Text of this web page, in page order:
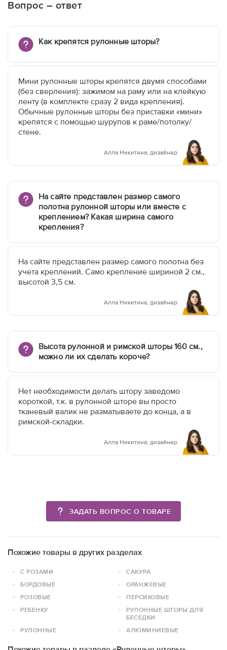
Вопрос – ответ
Как крепятся рулонные шторы?
Мини рулонные шторы крепятся двумя способами
(без сверления): зажимом на раму или на клейкую
ленту (в комплекте сразу 2 вида крепления).
Обычные рулонные шторы без приставки «мини»
крепятся с помощью шурупов к раме/потолку/
стене.
Алла Никитина, дизайнер
На сайте представлен размер самого
полотна рулонной шторы или вместе с
креплением? Какая ширина самого
крепления?
На сайте представлен размер самого полотна без
учета креплений. Само крепление шириной 2 см.,
высотой 3,5 см.
Алла Никитина, дизайнер
Высота рулонной и римской шторы 160 см.,
можно ли их сделать короче?
Нет необходимости делать штору заведомо
короткой, т.к. в рулонной шторе вы просто
тканевый валик не разматываете до конца, а в
римской-складки.
Алла Никитина, дизайнер
ЗАДАТЬ ВОПРОС О ТОВАРЕ
Похожие товары в других разделах
С РОЗАМИ
САКУРА
БОРДОВЫЕ
ОРАНЖЕВЫЕ
РОЗОВЫЕ
ПЕРСИКОВЫЕ
РЕБЕНКУ
РУЛОННЫЕ ШТОРЫ ДЛЯ
БЕСЕДКИ
РУЛОННЫЕ
АЛЮМИНИЕВЫЕ